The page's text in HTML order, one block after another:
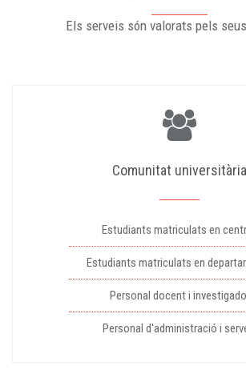
Els serveis són valorats pels
Comunitat universitària
Estudiants matriculats en
Estudiants matriculats en
Personal docent i
Personal d'administració i